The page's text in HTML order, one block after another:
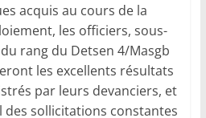
acquis au cours de la
les officiers, sous-
rang du Detsen 4/Masgb
les excellents résultats
par leurs devanciers, et
des sollicitations constantes